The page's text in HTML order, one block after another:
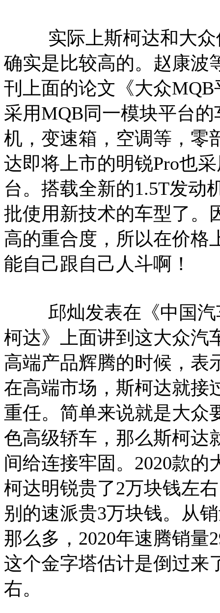
实际上斯柯达和大众
确实是比较高的。赵康波
刊上面的论文《大众
采用MQB同一模块平台
机，变速箱，空调等，零
达即将上市的明锐Pro也
台。搭载全新的1.5T发动
批使用新技术的车型了。
高的重合度，所以在价格
能自己跟自己人斗啊！
邱灿发表在《中国汽
柯达》上面讲到这大众汽
高端产品辉腾的时候，表
在高端市场，斯柯达就接
重任。简单来说就是大众
色高级轿车，那么斯柯达
间给连接牢固。2020款
柯达明锐贵了2万块钱左
别的速派贵3万块钱。从
那么多，2020年速腾销量
这个金字塔估计是倒过来
右。